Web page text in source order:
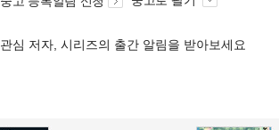
관심 저자, 시리즈의 출간 알림을 받아보세요